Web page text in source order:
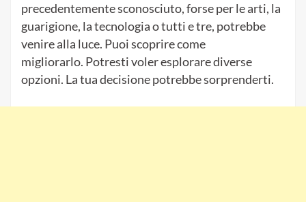
precedentemente sconosciuto, forse per le arti, la
guarigione, la tecnologia o tutti e tre, potrebbe
venire alla luce. Puoi scoprire come
migliorarlo. Potresti voler esplorare diverse
opzioni. La tua decisione potrebbe sorprenderti.